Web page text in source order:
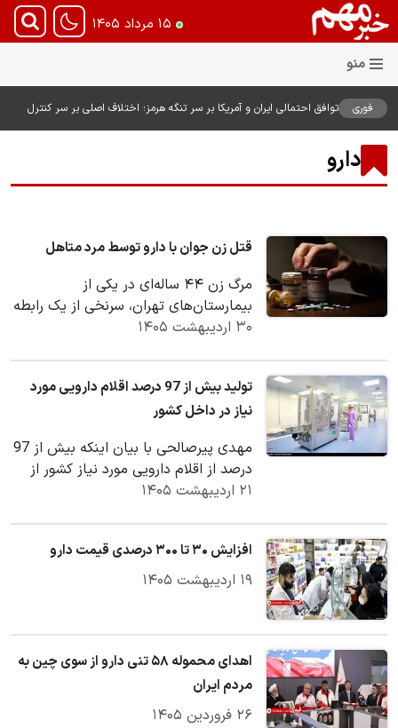
۱۵ مرداد ۱۴۰۵
فوری
توافق احتمالی ایران و آمریکا بر سر تنگه هرمز؛ اختلاف اصلی بر سر کنترل
دارو
قتل زن جوان با دارو توسط مرد متاهل
مرگ زن ۴۴ ساله‌ای در یکی از
بیمارستان‌های تهران، سرنخی از یک رابطه
پنهانی و نقشه‌ای از پیش طراحی‌شده را
۳۰ اردیبهشت ۱۴۰۵
تولید بیش از 97 درصد اقلام دارویی مورد
نیاز در داخل کشور
مهدی پیرصالحی با بیان اینکه بیش از 97
درصد از اقلام دارویی مورد نیاز کشور از
نظر تعداد در داخل تولید می‌شود، اظهار…
۲۱ اردیبهشت ۱۴۰۵
افزایش ۳۰ تا ۳۰۰ درصدی قیمت دارو
۱۹ اردیبهشت ۱۴۰۵
اهدای محموله ۵۸ تنی دارو از سوی چین به
مردم ایران
۲۶ فروردین ۱۴۰۵